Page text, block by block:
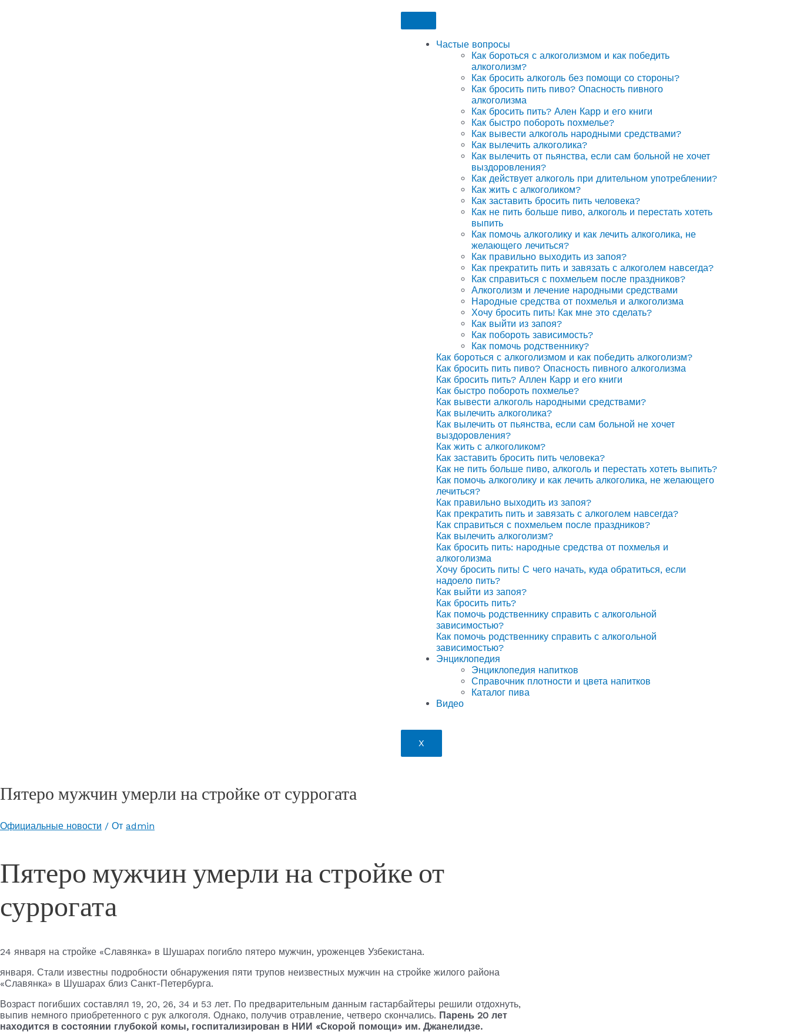
Частые вопросы
Как бороться с алкоголизмом и как победить
алкоголизм?
Как бросить алкоголь без помощи со стороны?
Как бросить пить пиво? Опасность пивного
алкоголизма
Как бросить пить? Ален Карр и его книги
Как быстро побороть похмелье?
Как вывести алкоголь народными средствами?
Как вылечить алкоголика?
Как вылечить от пьянства, если сам больной не хочет
выздоровления?
Как действует алкоголь при длительном употреблении?
Как жить с алкоголиком?
Как заставить бросить пить человека?
Как не пить больше пиво, алкоголь и перестать хотеть
выпить
Как помочь алкоголику и как лечить алкоголика, не
желающего лечиться?
Как правильно выходить из запоя?
Как прекратить пить и завязать с алкоголем навсегда?
Как справиться с похмельем после праздников?
Алкоголизм и лечение народными средствами
Народные средства от похмелья и алкоголизма
Хочу бросить пить! Как мне это сделать?
Как выйти из запоя?
Как побороть зависимость?
Как помочь родственнику?
Как бороться с алкоголизмом и как победить алкоголизм?
Как бросить пить пиво? Опасность пивного алкоголизма
Как бросить пить? Аллен Карр и его книги
Как быстро побороть похмелье?
Как вывести алкоголь народными средствами?
Как вылечить алкоголика?
Как вылечить от пьянства, если сам больной не хочет
выздоровления?
Как жить с алкоголиком?
Как заставить бросить пить человека?
Как не пить больше пиво, алкоголь и перестать хотеть выпить?
Как помочь алкоголику и как лечить алкоголика, не желающего
лечиться?
Как правильно выходить из запоя?
Как прекратить пить и завязать с алкоголем навсегда?
Как справиться с похмельем после праздников?
Как вылечить алкоголизм?
Как бросить пить: народные средства от похмелья и
алкоголизма
Хочу бросить пить! С чего начать, куда обратиться, если
надоело пить?
Как выйти из запоя?
Как бросить пить?
Как помочь родственнику справить с алкогольной
зависимостью?
Как помочь родственнику справить с алкогольной
зависимостью?
Энциклопедия
Энциклопедия напитков
Справочник плотности и цвета напитков
Каталог пива
Видео
X
Пятеро мужчин умерли на стройке от суррогата
Официальные новости / От admin
Пятеро мужчин умерли на стройке от
суррогата
24 января на стройке «Славянка» в Шушарах погибло пятеро мужчин, уроженцев Узбекистана.
января. Стали известны подробности обнаружения пяти трупов неизвестных мужчин на стройке жилого района
«Славянка» в Шушарах близ Санкт-Петербурга.
Возраст погибших составлял 19, 20, 26, 34 и 53 лет. По предварительным данным гастарбайтеры решили отдохнуть,
выпив немного приобретенного с рук алкоголя. Однако, получив отравление, четверо скончались. Парень 20 лет
находится в состоянии глубокой комы, госпитализирован в НИИ «Скорой помощи» им. Джанелидзе.